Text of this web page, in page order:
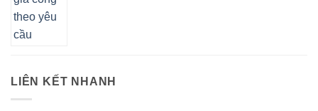
LIÊN KẾT NHANH